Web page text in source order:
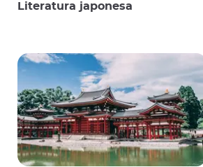
Literatura japonesa